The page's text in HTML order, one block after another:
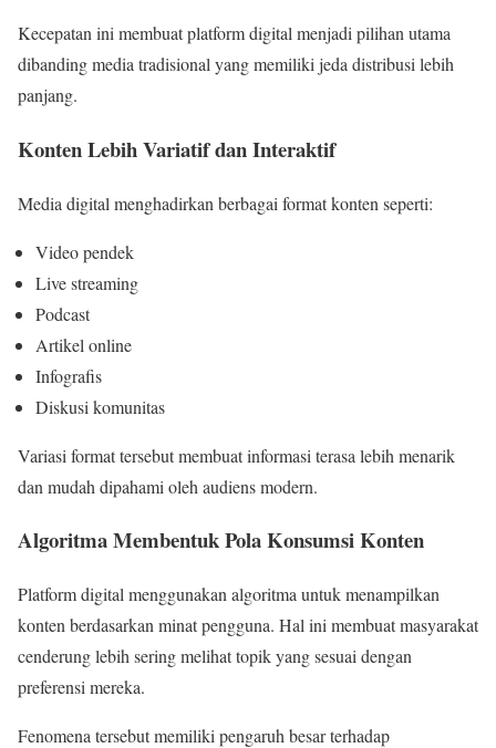
Kecepatan ini membuat platform digital menjadi pilihan utama
dibanding media tradisional yang memiliki jeda distribusi lebih
panjang.
Konten Lebih Variatif dan Interaktif
Media digital menghadirkan berbagai format konten seperti:
Video pendek
Live streaming
Podcast
Artikel online
Infografis
Diskusi komunitas
Variasi format tersebut membuat informasi terasa lebih menarik
dan mudah dipahami oleh audiens modern.
Algoritma Membentuk Pola Konsumsi Konten
Platform digital menggunakan algoritma untuk menampilkan
konten berdasarkan minat pengguna. Hal ini membuat masyarakat
cenderung lebih sering melihat topik yang sesuai dengan
preferensi mereka.
Fenomena tersebut memiliki pengaruh besar terhadap